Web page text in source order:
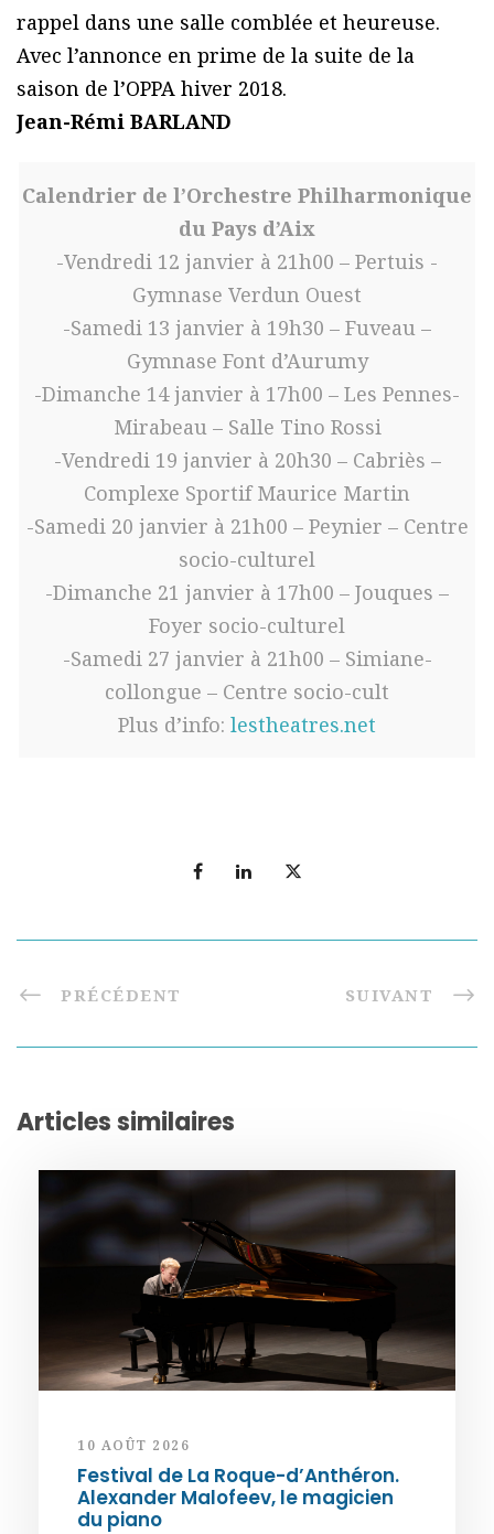
rappel dans une salle comblée et heureuse.
Avec l’annonce en prime de la suite de la
saison de l’OPPA hiver 2018.
Jean-Rémi BARLAND
Calendrier de l’Orchestre Philharmonique
du Pays d’Aix
-Vendredi 12 janvier à 21h00 – Pertuis -
Gymnase Verdun Ouest
-Samedi 13 janvier à 19h30 – Fuveau –
Gymnase Font d’Aurumy
-Dimanche 14 janvier à 17h00 – Les Pennes-
Mirabeau – Salle Tino Rossi
-Vendredi 19 janvier à 20h30 – Cabriès –
Complexe Sportif Maurice Martin
-Samedi 20 janvier à 21h00 – Peynier – Centre
socio-culturel
-Dimanche 21 janvier à 17h00 – Jouques –
Foyer socio-culturel
-Samedi 27 janvier à 21h00 – Simiane-
collongue – Centre socio-cult
Plus d’info: lestheatres.net
PRÉCÉDENT SUIVANT
Articles similaires
10 AOÛT 2026
Festival de La Roque-d’Anthéron.
Alexander Malofeev, le magicien
du piano